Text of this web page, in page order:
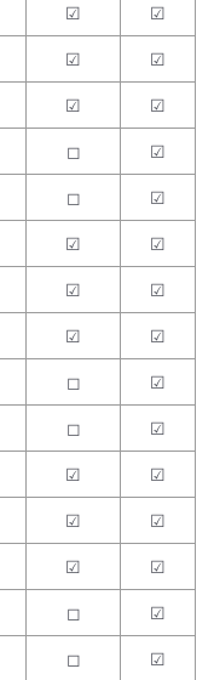
☑
☑
☑
☑
☑
☑
◻
☑
◻
☑
☑
☑
☑
☑
☑
☑
◻
☑
◻
☑
☑
☑
☑
☑
☑
☑
◻
☑
◻ ☑